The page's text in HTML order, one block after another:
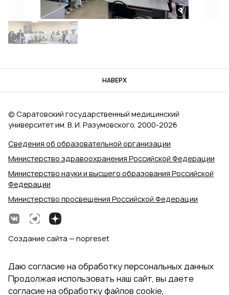
НАВЕРХ
Сведения об образовательной организации
Министерство здравоохранения Российской Федерации
Министерство науки и высшего образования Российской
Федерации
Министерство просвещения Российской Федерации
© Саратовский государственный медицинский
университет им. В. И. Разумовского, 2000‑2026
Создание сайта — nopreset
Даю согласие на обработку персональных данных
Продолжая использовать наш сайт, вы даете
согласие на обработку файлов cookie,